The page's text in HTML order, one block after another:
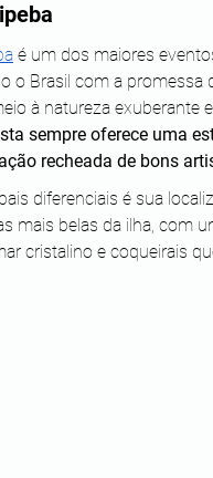
é um dos maiores
o Brasil com a promessa
à natureza exuberante
sempre oferece uma
recheada de bons
diferenciais é sua
mais belas da ilha, com
cristalino e coqueirais